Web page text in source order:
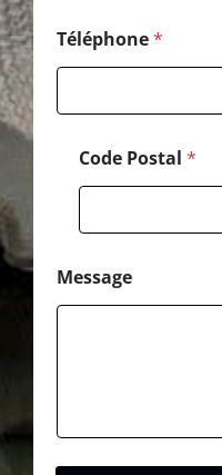
Téléphone*
Code Postal *
Message